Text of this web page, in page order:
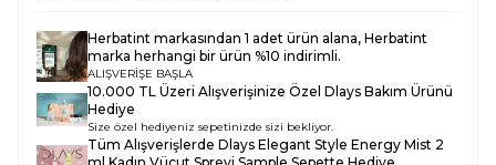
Herbatint markasından 1 adet ürün alana, Herbatint
marka herhangi bir ürün %10 indirimli.
ALIŞVERİŞE BAŞLA
10.000 TL Üzeri Alışverişinize Özel Dlays Bakım Ürünü
Hediye
Size özel hediyeniz sepetinizde sizi bekliyor.
Tüm Alışverişlerde Dlays Elegant Style Energy Mist 2